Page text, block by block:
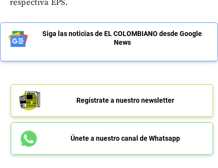
respectiva EPS.
Siga las noticias de EL COLOMBIANO desde Google
News
Regístrate a nuestro newsletter
Únete a nuestro canal de Whatsapp